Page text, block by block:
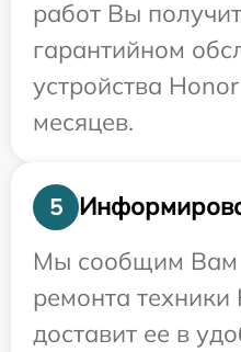
работ Вы
гарантийном
устройства
месяцев.
5
Мы сообщим Вам
ремонта
доставит ее в